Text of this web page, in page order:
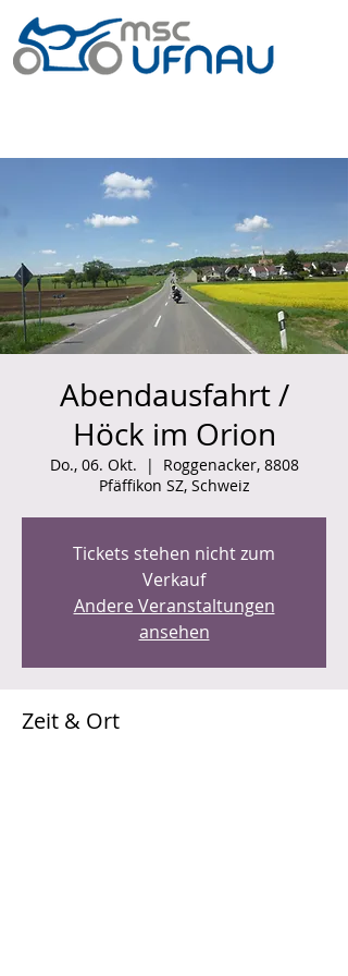
Abendausfahrt /
Höck im Orion
Do., 06. Okt.
  |
Roggenacker, 8808
Pfäffikon SZ, Schweiz
Tickets stehen nicht zum
Verkauf
Andere Veranstaltungen
ansehen
Zeit & Ort